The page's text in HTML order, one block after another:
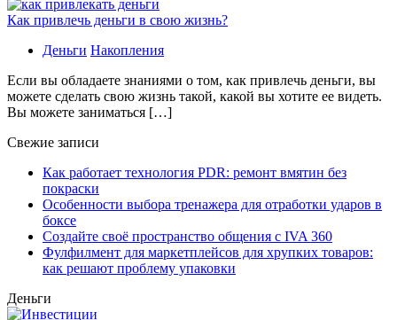
Как привлечь деньги в свою жизнь?
Деньги Накопления
Если вы обладаете знаниями о том, как привлечь деньги, вы
можете сделать свою жизнь такой, какой вы хотите ее видеть.
Вы можете заниматься […]
Свежие записи
Как работает технология PDR: ремонт вмятин без
покраски
Особенности выбора тренажера для отработки ударов в
боксе
Создайте своё пространство общения с IVA 360
Фулфилмент для маркетплейсов для хрупких товаров:
как решают проблему упаковки
Деньги